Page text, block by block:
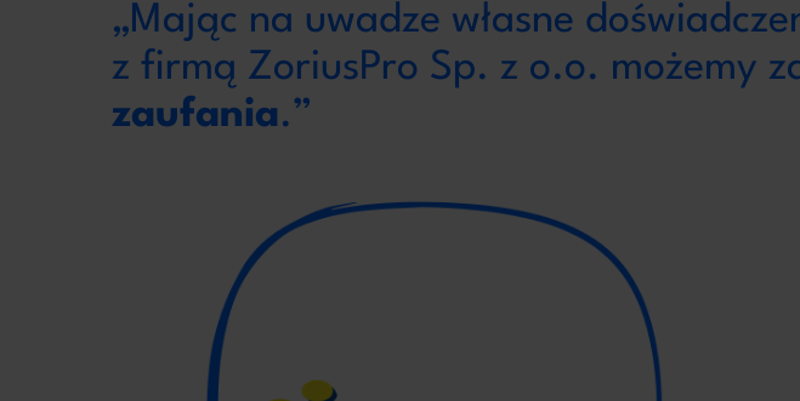
„Mając na uwadze własne
z firmą ZoriusPro Sp. z o.o. możemy
zaufania.”